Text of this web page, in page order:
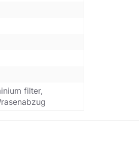
filter,